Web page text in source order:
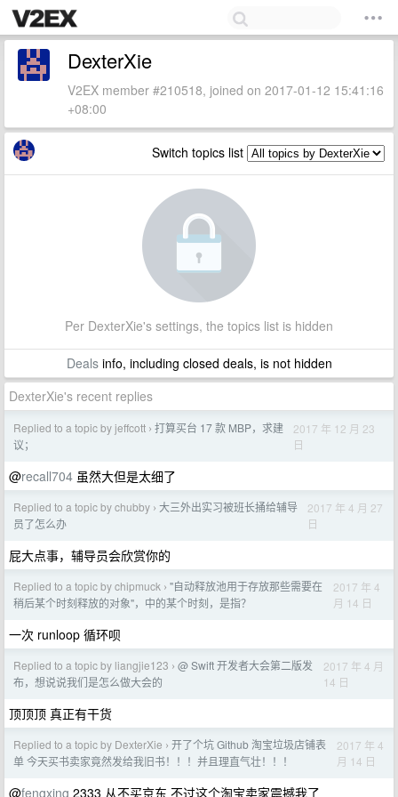
DexterXie
V2EX member #210518, joined on 2017-01-12 15:41:16
+08:00
Switch topics list
Per DexterXie's settings, the topics list is hidden
Dealsinfo, including closed deals, is not hidden
DexterXie's recent replies
Replied to a topic by jeffcott › 打算买台 17 款 MBP，求建
议；
2017 年 12 月 23
日
@recall704 虽然大但是太细了
Replied to a topic by chubby › 大三外出实习被班长捅给辅导
员了怎么办
2017 年 4 月 27
日
屁大点事，辅导员会欣赏你的
Replied to a topic by chipmuck › "自动释放池用于存放那些需要在
稍后某个时刻释放的对象"，中的某个时刻，是指？
2017 年 4
月 14 日
一次 runloop 循环呗
Replied to a topic by liangjie123 › @ Swift 开发者大会第二版发
布，想说说我们是怎么做大会的
2017 年 4 月
14 日
顶顶顶 真正有干货
Replied to a topic by DexterXie › 开了个坑 Github 淘宝垃圾店铺表
单 今天买书卖家竟然发给我旧书！！！并且理直气壮！！！
2017 年 4
月 14 日
@fengxing 2333 从不买京东 不过这个淘宝卖家震撼我了